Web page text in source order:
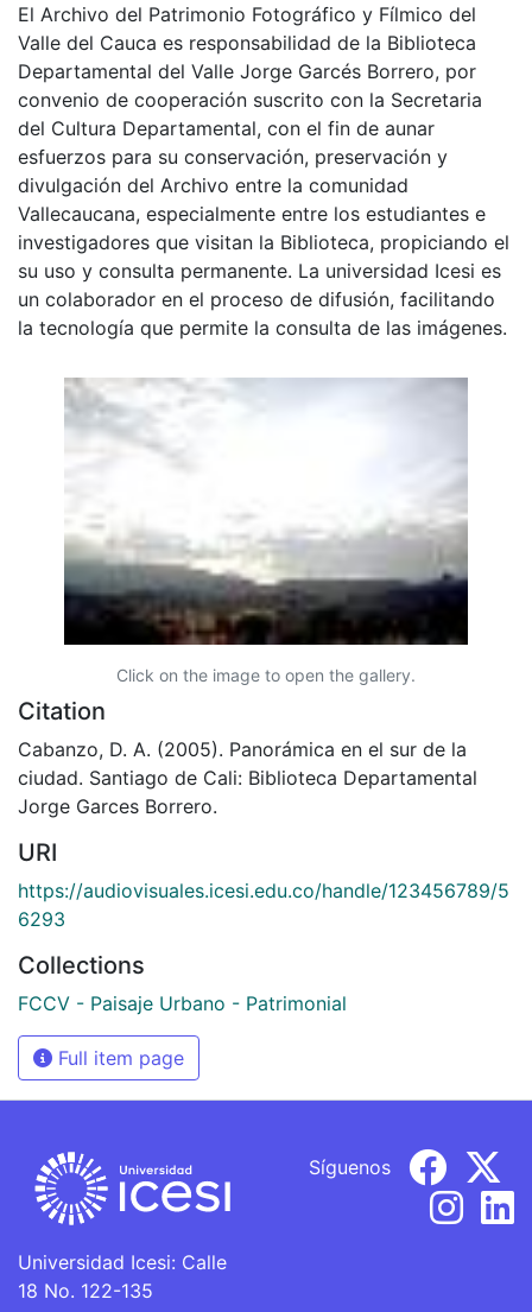
El Archivo del Patrimonio Fotográfico y Fílmico del
Valle del Cauca es responsabilidad de la Biblioteca
Departamental del Valle Jorge Garcés Borrero, por
convenio de cooperación suscrito con la Secretaria
del Cultura Departamental, con el fin de aunar
esfuerzos para su conservación, preservación y
divulgación del Archivo entre la comunidad
Vallecaucana, especialmente entre los estudiantes e
investigadores que visitan la Biblioteca, propiciando el
su uso y consulta permanente. La universidad Icesi es
un colaborador en el proceso de difusión, facilitando
la tecnología que permite la consulta de las imágenes.
Click on the image to open the gallery.
Citation
Cabanzo, D. A. (2005). Panorámica en el sur de la
ciudad. Santiago de Cali: Biblioteca Departamental
Jorge Garces Borrero.
URI
https://audiovisuales.icesi.edu.co/handle/123456789/5
6293
Collections
FCCV - Paisaje Urbano - Patrimonial
Full item page
Universidad Icesi: Calle
18 No. 122-135
Síguenos